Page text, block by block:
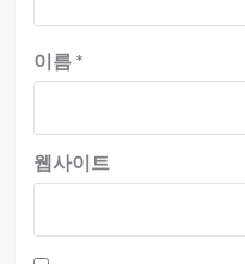
이름 *
웹사이트